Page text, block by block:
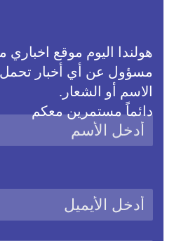
هولندا اليوم موقع اخباري
مسؤول عن أي أخبار
الاسم أو الشعار.
دائماً مستمرين معكم